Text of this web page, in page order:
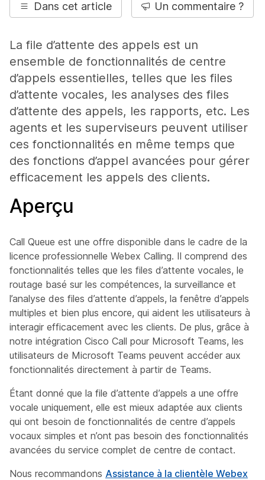
Dans cet article Un commentaire ?
La file d’attente des appels est un
ensemble de fonctionnalités de centre
d’appels essentielles, telles que les files
d’attente vocales, les analyses des files
d’attente des appels, les rapports, etc. Les
agents et les superviseurs peuvent utiliser
ces fonctionnalités en même temps que
des fonctions d’appel avancées pour gérer
efficacement les appels des clients.
Aperçu
Call Queue est une offre disponible dans le cadre de la
licence professionnelle Webex Calling. Il comprend des
fonctionnalités telles que les files d’attente vocales, le
routage basé sur les compétences, la surveillance et
l’analyse des files d’attente d’appels, la fenêtre d’appels
multiples et bien plus encore, qui aident les utilisateurs à
interagir efficacement avec les clients. De plus, grâce à
notre intégration Cisco Call pour Microsoft Teams, les
utilisateurs de Microsoft Teams peuvent accéder aux
fonctionnalités directement à partir de Teams.
Étant donné que la file d’attente d’appels a une offre
vocale uniquement, elle est mieux adaptée aux clients
qui ont besoin de fonctionnalités de centre d’appels
vocaux simples et n’ont pas besoin des fonctionnalités
avancées du service complet de centre de contact.
Nous recommandons Assistance à la clientèle Webex